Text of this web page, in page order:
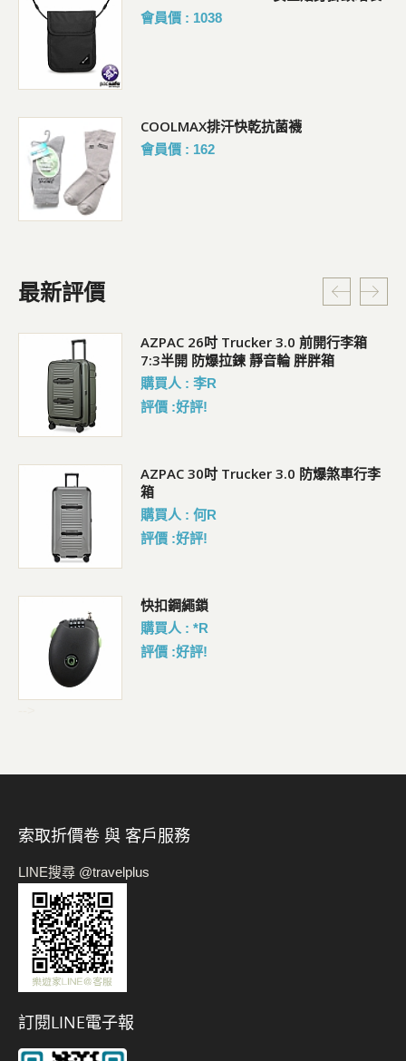
會員價 : 1038
COOLMAX排汗快乾抗菌襪
會員價 : 162
最新評價
AZPAC 26吋 Trucker 3.0 前開行李箱
7:3半開 防爆拉鍊 靜音輪 胖胖箱
購買人 : 李R
評價 :好評!
AZPAC 30吋 Trucker 3.0 防爆煞車行李
箱
購買人 : 何R
評價 :好評!
快扣鋼繩鎖
購買人 : *R
評價 :好評!
索取折價卷 與 客戶服務
LINE搜尋 @travelplus
訂閱LINE電子報